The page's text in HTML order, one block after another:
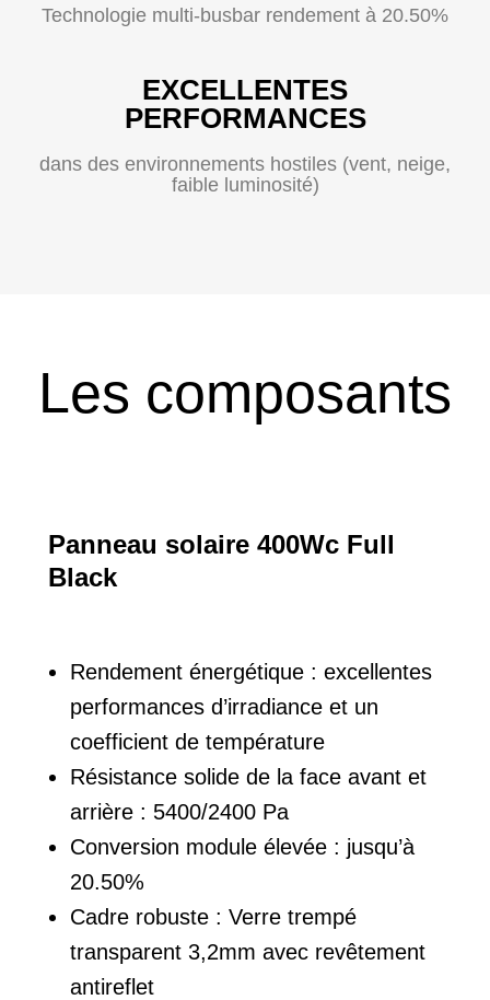
Technologie multi-busbar rendement à 20.50%
EXCELLENTES
PERFORMANCES
dans des environnements hostiles (vent, neige,
faible luminosité)
Les composants
Panneau solaire 400Wc Full
Black
Rendement énergétique : excellentes
performances d’irradiance et un
coefficient de température
Résistance solide de la face avant et
arrière : 5400/2400 Pa
Conversion module élevée : jusqu’à
20.50%
Cadre robuste : Verre trempé
transparent 3,2mm avec revêtement
antireflet